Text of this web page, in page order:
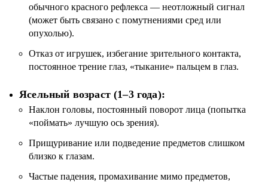
обычного красного рефлекса — неотложный сигнал
(может быть связано с помутнениями сред или
опухолью).
Отказ от игрушек, избегание зрительного контакта,
постоянное трение глаз, «тыкание» пальцем в глаз.
Ясельный возраст (1–3 года):
Наклон головы, постоянный поворот лица (попытка
«поймать» лучшую ось зрения).
Прищуривание или подведение предметов слишком
близко к глазам.
Частые падения, промахивание мимо предметов,